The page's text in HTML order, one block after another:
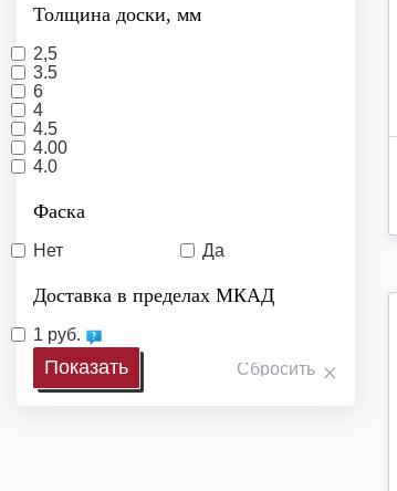
Толщина доски, мм
2,5
3.5
6
4
4.5
4.00
4.0
Фаска
Нет Да
Доставка в пределах МКАД
1 руб.